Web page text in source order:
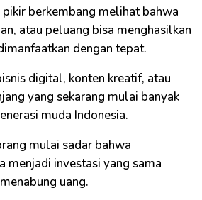
berkembang melihat bahwa
atau peluang bisa menghasilkan
dengan tepat.
digital, konten kreatif, atau
yang sekarang mulai banyak
muda Indonesia.
mulai sadar bahwa
menjadi investasi yang sama
uang.